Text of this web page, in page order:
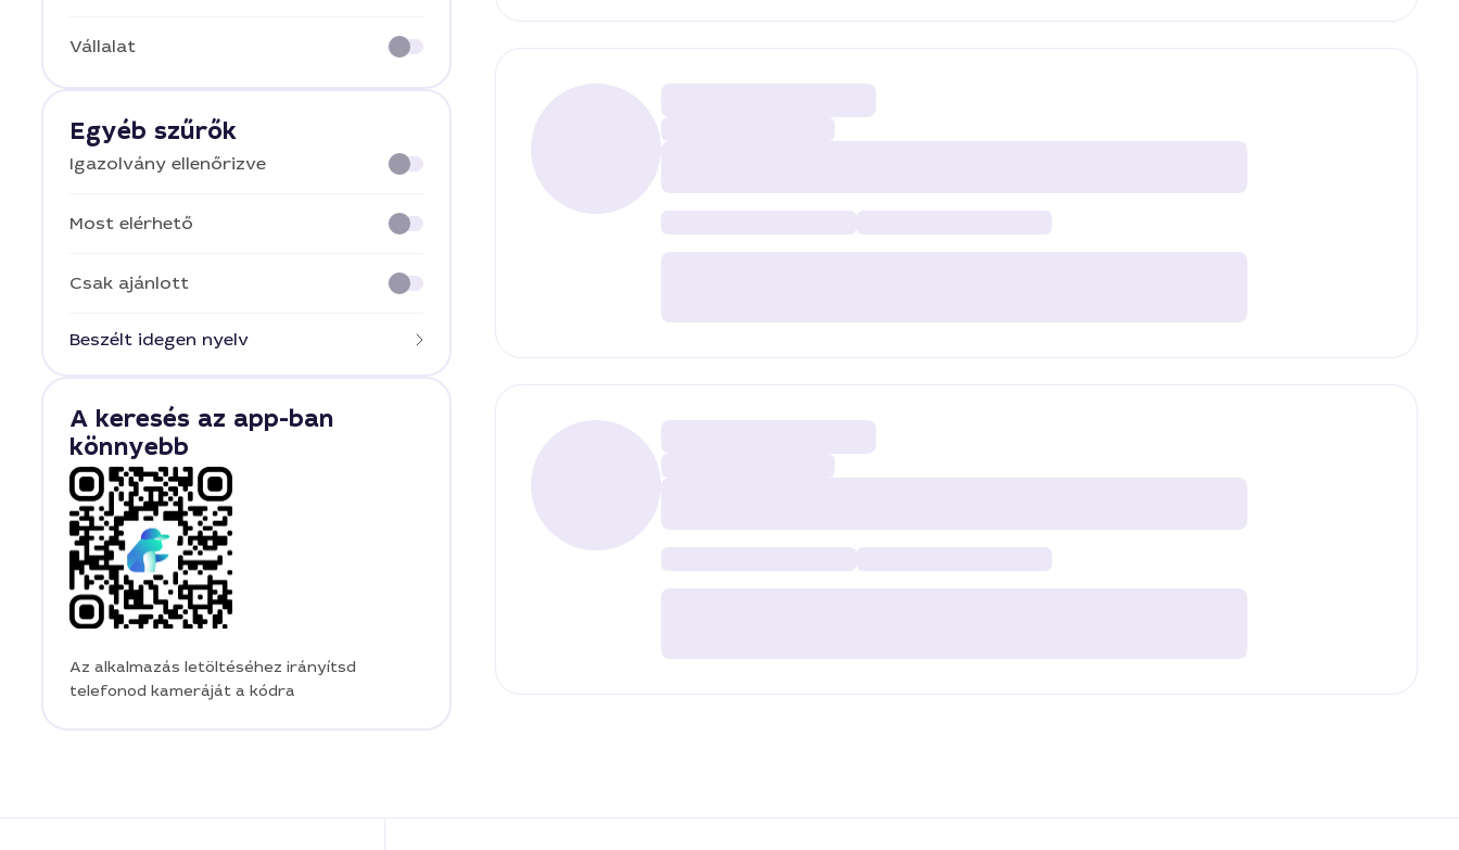
Vállalat
Egyéb szűrők
Igazolvány ellenőrizve
Most elérhető
Csak ajánlott
Beszélt idegen nyelv
A keresés az app-ban
könnyebb
Az alkalmazás letöltéséhez irányítsd
telefonod kameráját a kódra